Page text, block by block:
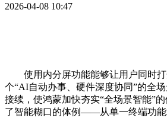
2026-04-08 10:47
使用内分屏功能能够让用户同时打
个“AI自动办事、硬件深度协同”的全
接续，使鸿蒙加快夯实“全场景智能”
了智能糊口的体例——从单一终端功